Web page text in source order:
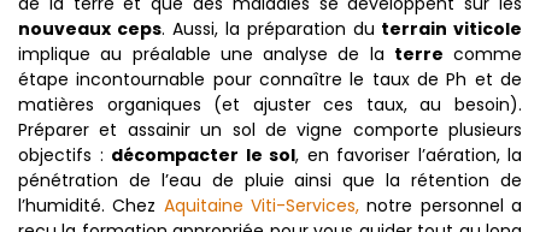
nouveaux ceps. Aussi, la préparation du terrain viticole
implique au préalable une analyse de la terre comme
étape incontournable pour connaître le taux de Ph et de
matières organiques (et ajuster ces taux, au besoin).
Préparer et assainir un sol de vigne comporte plusieurs
objectifs : décompacter le sol, en favoriser l’aération, la
pénétration de l’eau de pluie ainsi que la rétention de
l’humidité. Chez Aquitaine Viti-Services, notre personnel a